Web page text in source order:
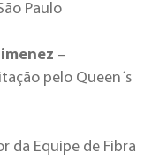
Paulo
–
pelo Queen´s
da Equipe de Fibra